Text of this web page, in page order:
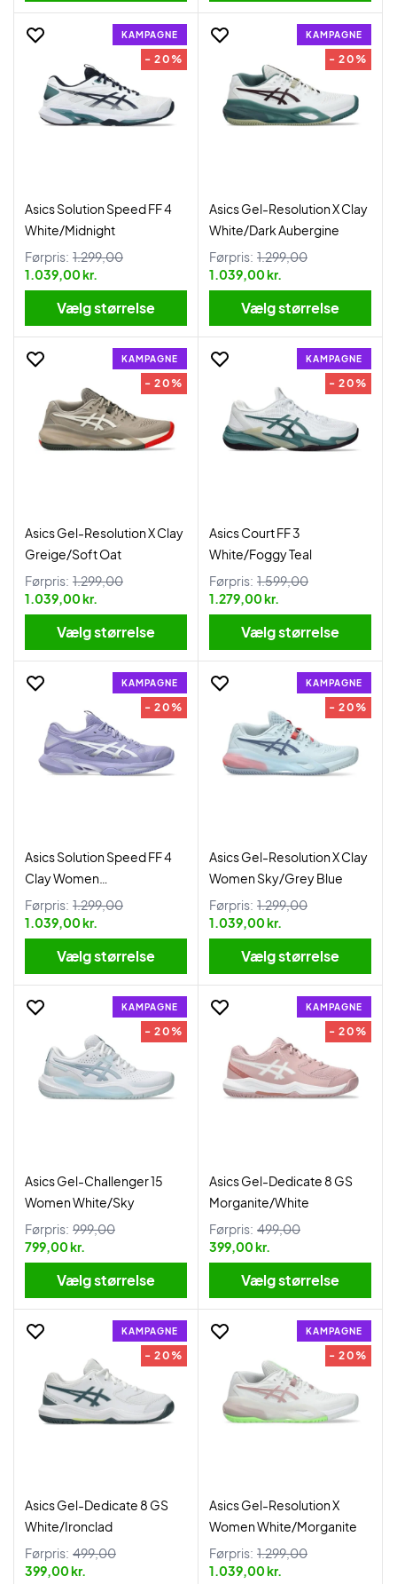
KAMPAGNE
- 20%
Asics Solution Speed FF 4
White/Midnight
Førpris: 1.299,00
1.039,00 kr.
Vælg størrelse
KAMPAGNE
- 20%
Asics Gel-Resolution X Clay
White/Dark Aubergine
Førpris: 1.299,00
1.039,00 kr.
Vælg størrelse
KAMPAGNE
- 20%
Asics Gel-Resolution X Clay
Greige/Soft Oat
Førpris: 1.299,00
1.039,00 kr.
Vælg størrelse
KAMPAGNE
- 20%
Asics Court FF 3
White/Foggy Teal
Førpris: 1.599,00
1.279,00 kr.
Vælg størrelse
KAMPAGNE
- 20%
Asics Solution Speed FF 4
Clay Women
Bluebell/White
Førpris: 1.299,00
1.039,00 kr.
Vælg størrelse
KAMPAGNE
- 20%
Asics Gel-Resolution X Clay
Women Sky/Grey Blue
Førpris: 1.299,00
1.039,00 kr.
Vælg størrelse
KAMPAGNE
- 20%
Asics Gel-Challenger 15
Women White/Sky
Førpris: 999,00
799,00 kr.
Vælg størrelse
KAMPAGNE
- 20%
Asics Gel-Dedicate 8 GS
Morganite/White
Førpris: 499,00
399,00 kr.
Vælg størrelse
KAMPAGNE
- 20%
Asics Gel-Dedicate 8 GS
White/Ironclad
Førpris: 499,00
399,00 kr.
KAMPAGNE
- 20%
Asics Gel-Resolution X
Women White/Morganite
Førpris: 1.299,00
1.039,00 kr.